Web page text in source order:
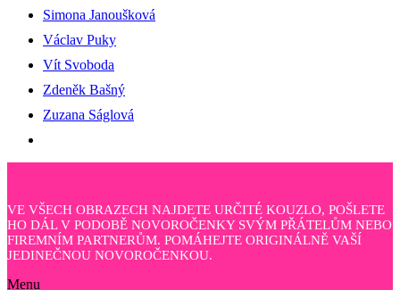
Simona Janoušková
Václav Puky
Vít Svoboda
Zdeněk Bašný
Zuzana Ságlová
VE VŠECH OBRAZECH NAJDETE URČITÉ KOUZLO, POŠLETE
HO DÁL V PODOBĚ NOVOROČENKY SVÝM PŘÁTELŮM NEBO
FIREMNÍM PARTNERŮM. POMÁHEJTE ORIGINÁLNĚ VAŠÍ
JEDINEČNOU NOVOROČENKOU.
Menu